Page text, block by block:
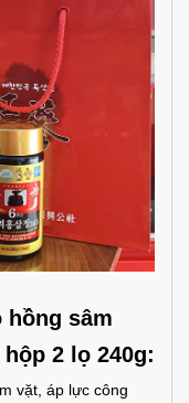
sâm
2 lọ 240g:
vặt, áp lực công